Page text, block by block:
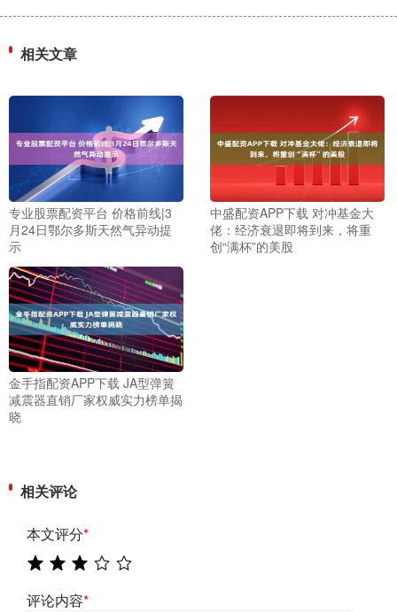
相关文章
专业股票配资平台 价格前线|3
月24日鄂尔多斯天然气异动提
示
中盛配资APP下载 对冲基金大
佬：经济衰退即将到来，将重
创“满杯”的美股
金手指配资APP下载 JA型弹簧
减震器直销厂家权威实力榜单揭
晓
相关评论
本文评分*
评论内容*